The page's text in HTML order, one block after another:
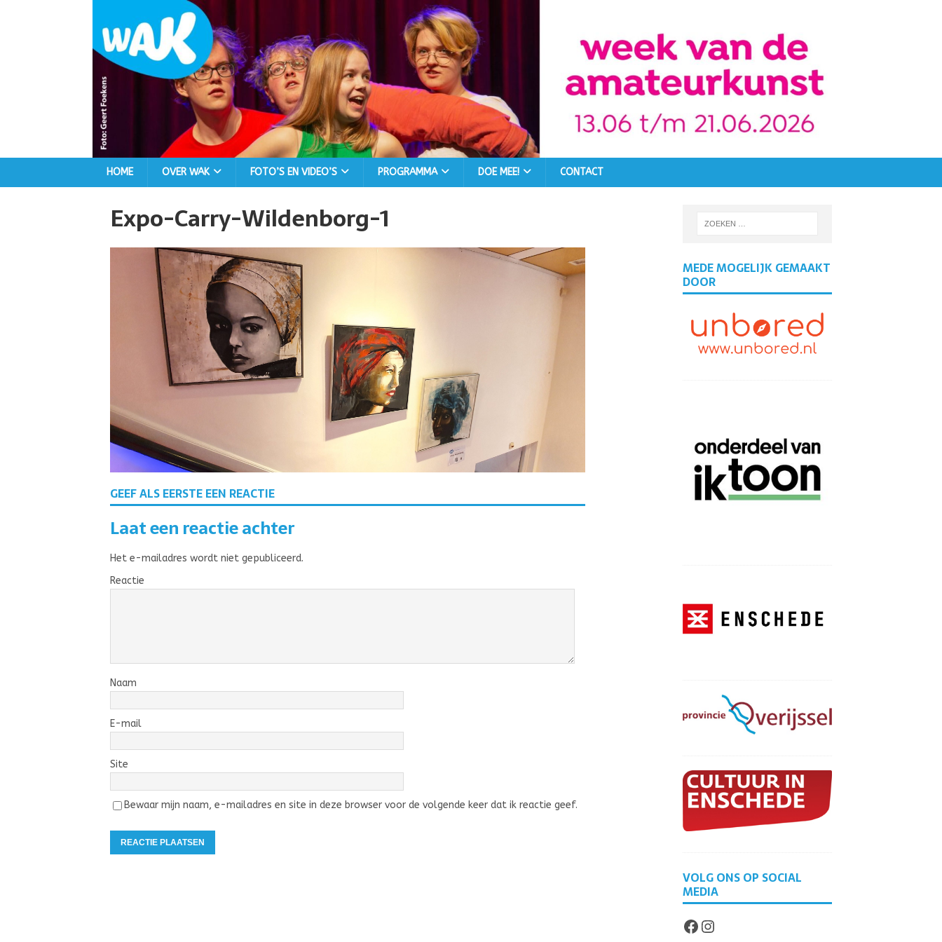
HOME OVER WAK FOTO’S EN VIDEO’S PROGRAMMA DOE MEE! CONTACT
Expo-Carry-Wildenborg-1
GEEF ALS EERSTE EEN REACTIE
Laat een reactie achter
Het e-mailadres wordt niet gepubliceerd.
Reactie
Naam
E-mail
Site
Bewaar mijn naam, e-mailadres en site in deze browser voor de volgende keer dat ik reactie geef.
MEDE MOGELIJK GEMAAKT
DOOR
VOLG ONS OP SOCIAL
MEDIA